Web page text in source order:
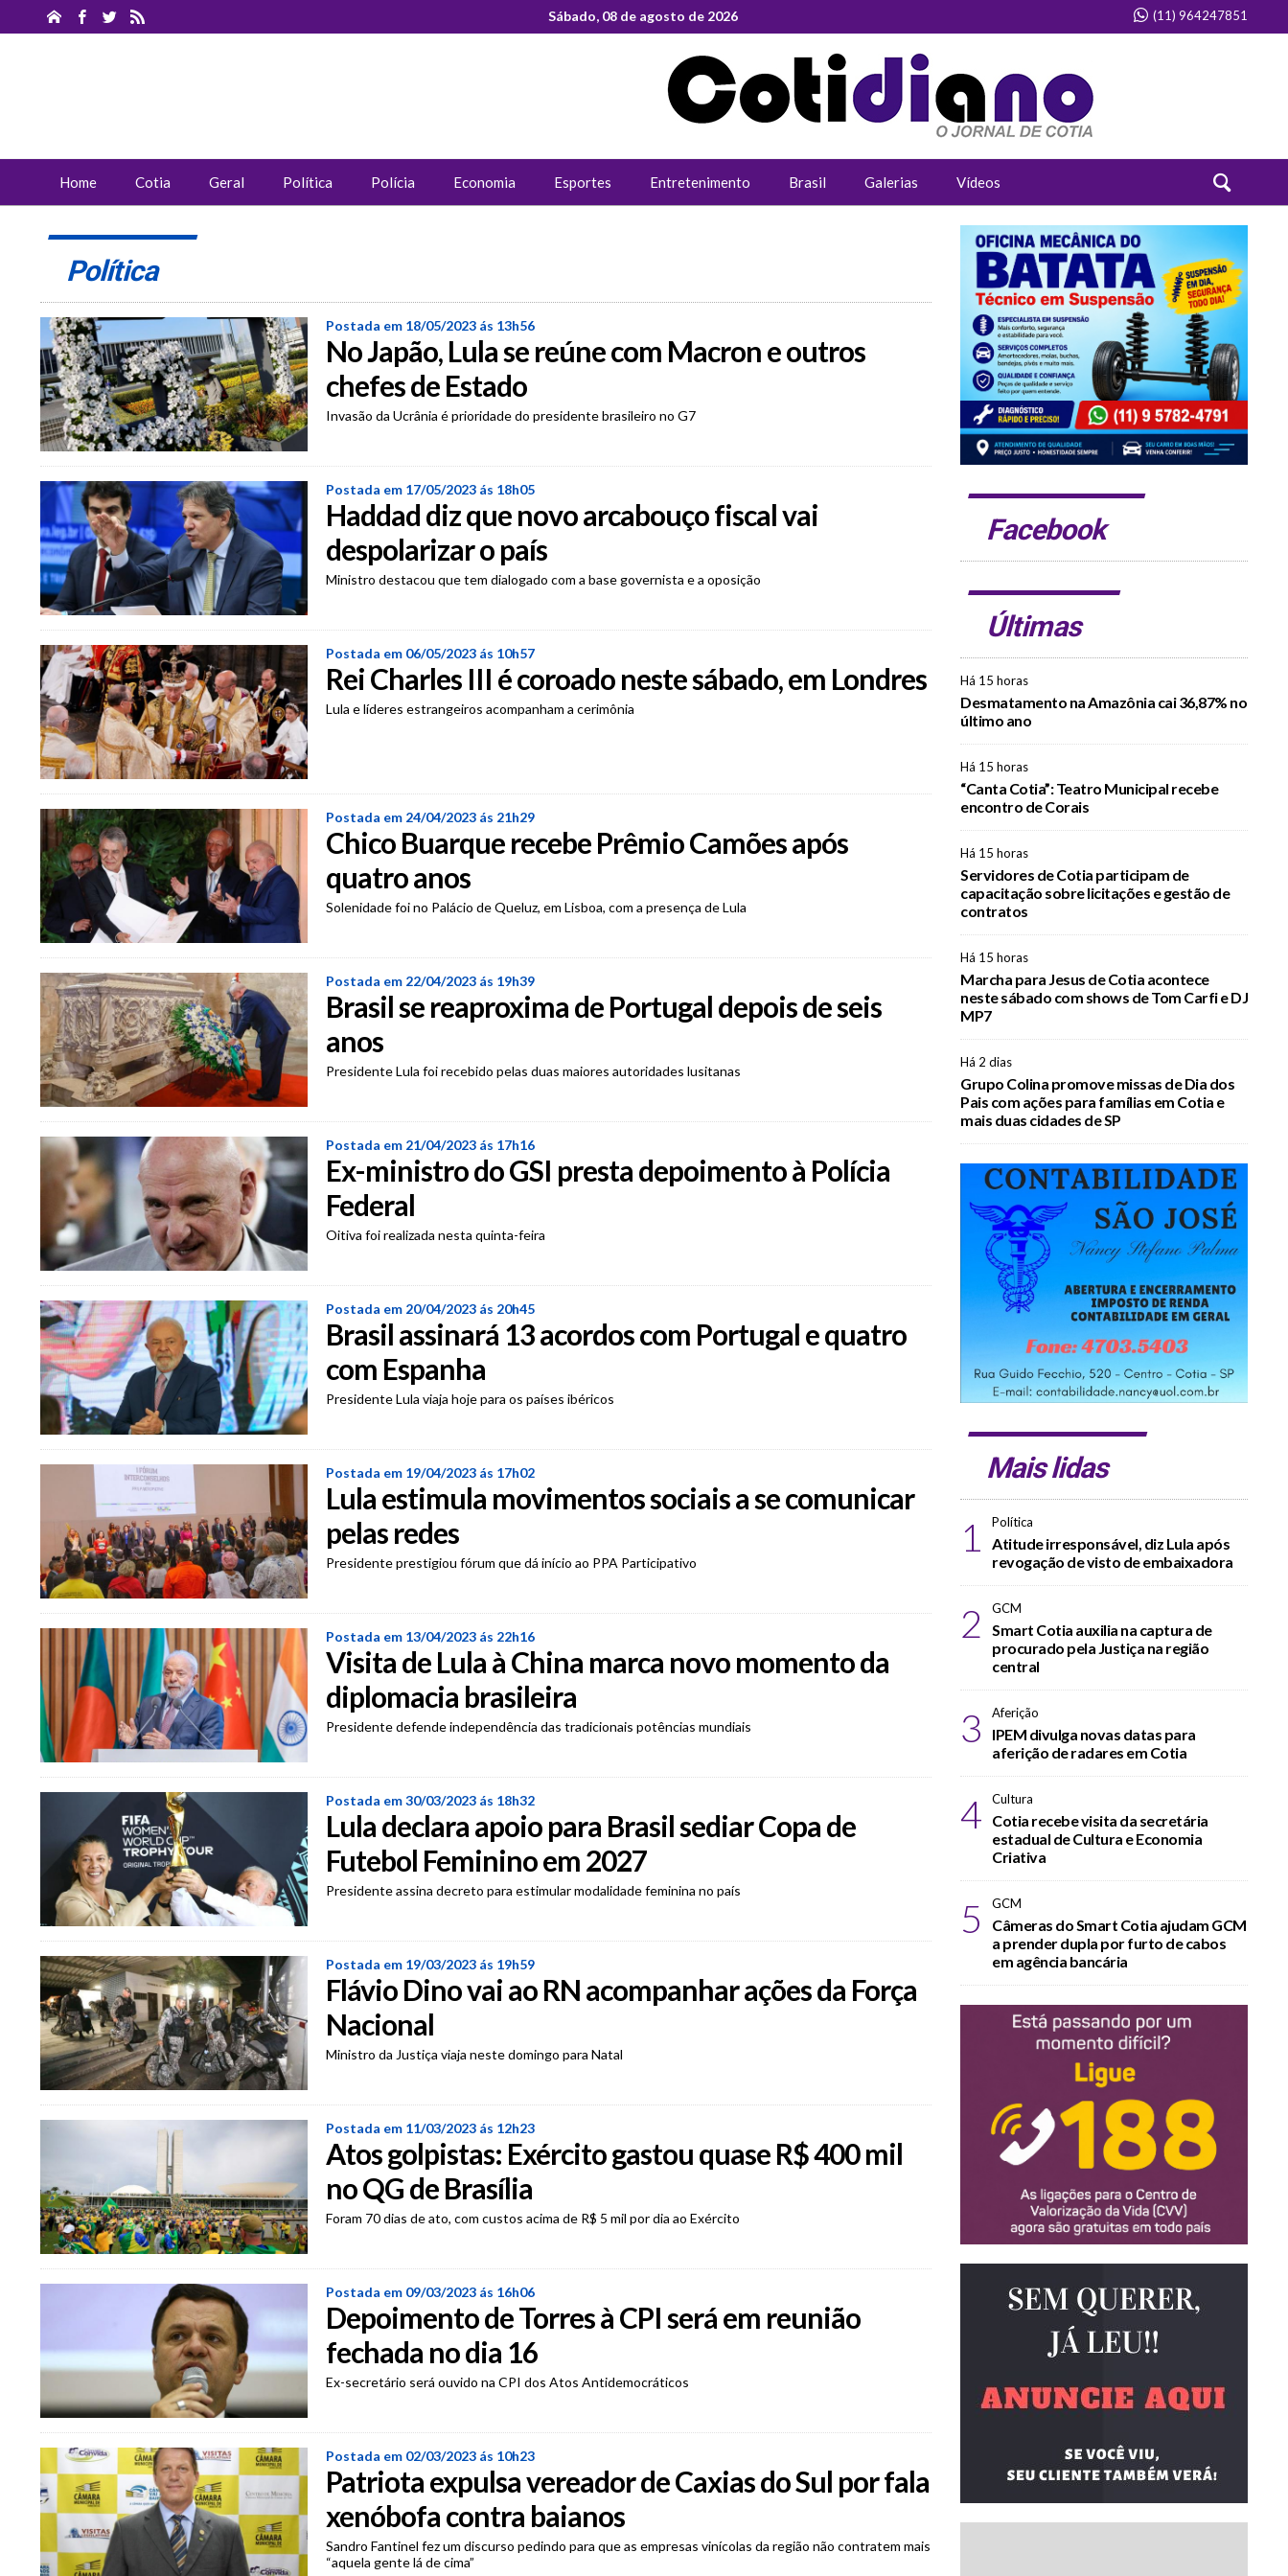
Sábado, 08 de agosto de 2026 (11) 964247851
Home Cotia Geral Política Polícia Economia Esportes Entretenimento Brasil Galerias Vídeos
Política
Postada em 18/05/2023 ás 13h56
No Japão, Lula se reúne com Macron e outros
chefes de Estado
Invasão da Ucrânia é prioridade do presidente brasileiro no G7
Postada em 17/05/2023 ás 18h05
Haddad diz que novo arcabouço fiscal vai
despolarizar o país
Ministro destacou que tem dialogado com a base governista e a oposição
Postada em 06/05/2023 ás 10h57
Rei Charles III é coroado neste sábado, em Londres
Lula e líderes estrangeiros acompanham a cerimônia
Postada em 24/04/2023 ás 21h29
Chico Buarque recebe Prêmio Camões após
quatro anos
Solenidade foi no Palácio de Queluz, em Lisboa, com a presença de Lula
Postada em 22/04/2023 ás 19h39
Brasil se reaproxima de Portugal depois de seis
anos
Presidente Lula foi recebido pelas duas maiores autoridades lusitanas
Postada em 21/04/2023 ás 17h16
Ex-ministro do GSI presta depoimento à Polícia
Federal
Oitiva foi realizada nesta quinta-feira
Postada em 20/04/2023 ás 20h45
Brasil assinará 13 acordos com Portugal e quatro
com Espanha
Presidente Lula viaja hoje para os países ibéricos
Postada em 19/04/2023 ás 17h02
Lula estimula movimentos sociais a se comunicar
pelas redes
Presidente prestigiou fórum que dá início ao PPA Participativo
Postada em 13/04/2023 ás 22h16
Visita de Lula à China marca novo momento da
diplomacia brasileira
Presidente defende independência das tradicionais potências mundiais
Postada em 30/03/2023 ás 18h32
Lula declara apoio para Brasil sediar Copa de
Futebol Feminino em 2027
Presidente assina decreto para estimular modalidade feminina no país
Postada em 19/03/2023 ás 19h59
Flávio Dino vai ao RN acompanhar ações da Força
Nacional
Ministro da Justiça viaja neste domingo para Natal
Postada em 11/03/2023 ás 12h23
Atos golpistas: Exército gastou quase R$ 400 mil
no QG de Brasília
Foram 70 dias de ato, com custos acima de R$ 5 mil por dia ao Exército
Postada em 09/03/2023 ás 16h06
Depoimento de Torres à CPI será em reunião
fechada no dia 16
Ex-secretário será ouvido na CPI dos Atos Antidemocráticos
Postada em 02/03/2023 ás 10h23
Patriota expulsa vereador de Caxias do Sul por fala
xenóbofa contra baianos
Sandro Fantinel fez um discurso pedindo para que as empresas vinícolas da região não contratem mais
“aquela gente lá de cima”
Facebook
Últimas
Há 15 horas
Desmatamento na Amazônia cai 36,87% no
último ano
Há 15 horas
“Canta Cotia”: Teatro Municipal recebe
encontro de Corais
Há 15 horas
Servidores de Cotia participam de
capacitação sobre licitações e gestão de
contratos
Há 15 horas
Marcha para Jesus de Cotia acontece
neste sábado com shows de Tom Carfi e DJ
MP7
Há 2 dias
Grupo Colina promove missas de Dia dos
Pais com ações para famílias em Cotia e
mais duas cidades de SP
Mais lidas
1 Política
Atitude irresponsável, diz Lula após
revogação de visto de embaixadora
2 GCM
Smart Cotia auxilia na captura de
procurado pela Justiça na região
central
3 Aferição
IPEM divulga novas datas para
aferição de radares em Cotia
4 Cultura
Cotia recebe visita da secretária
estadual de Cultura e Economia
Criativa
5 GCM
Câmeras do Smart Cotia ajudam GCM
a prender dupla por furto de cabos
em agência bancária